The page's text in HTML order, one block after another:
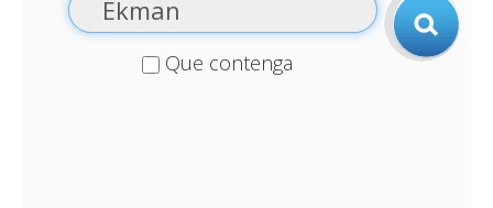
Que contenga